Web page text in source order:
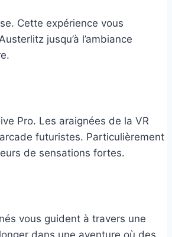
Cette expérience vous
jusqu’à l’ambiance
Pro. Les araignées de la VR
futuristes. Particulièrement
de sensations fortes.
vous guident à travers une
dans une aventure où des